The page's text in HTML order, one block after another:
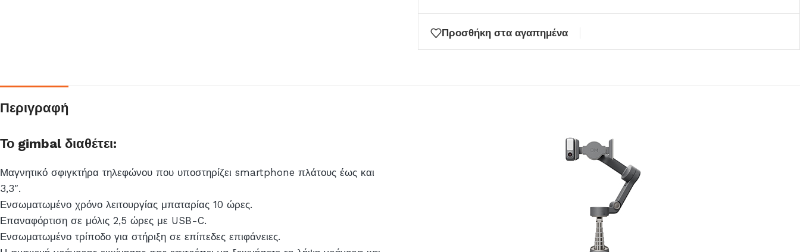
αναμονής
το
Προσθήκη στα αγαπημένα
Περιγραφή
Το gimbal διαθέτει:
Μαγνητικό σφιγκτήρα τηλεφώνου που υποστηρίζει smartphone πλάτους έως και
3,3″.
Ενσωματωμένο χρόνο λειτουργίας μπαταρίας 10 ώρες.
Επαναφόρτιση σε μόλις 2,5 ώρες με USB-C.
Ενσωματωμένο τρίποδο για στήριξη σε επίπεδες επιφάνειες.